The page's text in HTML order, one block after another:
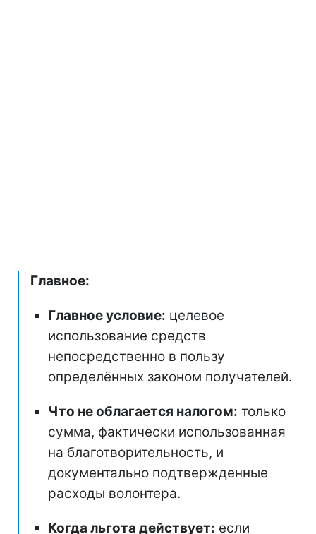
Главное:
Главное условие: целевое
использование средств
непосредственно в пользу
определённых законом получателей.
Что не облагается налогом: только
сумма, фактически использованная
на благотворительность, и
документально подтвержденные
расходы волонтера.
Когда льгота действует: если